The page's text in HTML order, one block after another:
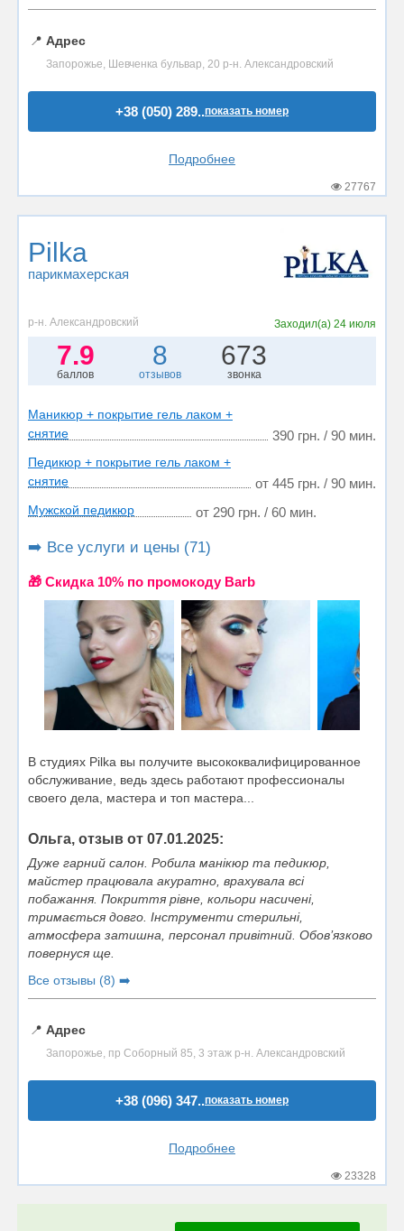
📍 Адрес
Запорожье, Шевченка бульвар, 20 р-н. Александровский
+38 (050) 289..показать номер
Подробнее
27767
Pilka
парикмахерская
р-н. Александровский Заходил(а) 24 июля
7.9
баллов
8
отзывов
673
звонка
Маникюр + покрытие гель лаком +
снятие
390 грн. / 90 мин.
Педикюр + покрытие гель лаком +
снятие
от 445 грн. / 90 мин.
Мужской педикюр от 290 грн. / 60 мин.
➡️ Все услуги и цены (71)
🎁 Cкидка 10% по промокоду Barb
В студиях Pilka вы получите высококвалифицированное
обслуживание, ведь здесь работают профессионалы
своего дела, мастера и топ мастера...
Ольга, отзыв от 07.01.2025:
Дуже гарний салон. Робила манікюр та педикюр,
майстер працювала акуратно, врахувала всі
побажання. Покриття рівне, кольори насичені,
тримається довго. Інструменти стерильні,
атмосфера затишна, персонал привітний. Обов’язково
повернуся ще.
Все отзывы (8) ➡️
📍 Адрес
Запорожье, пр Соборный 85, 3 этаж р-н. Александровский
+38 (096) 347..показать номер
Подробнее
23328